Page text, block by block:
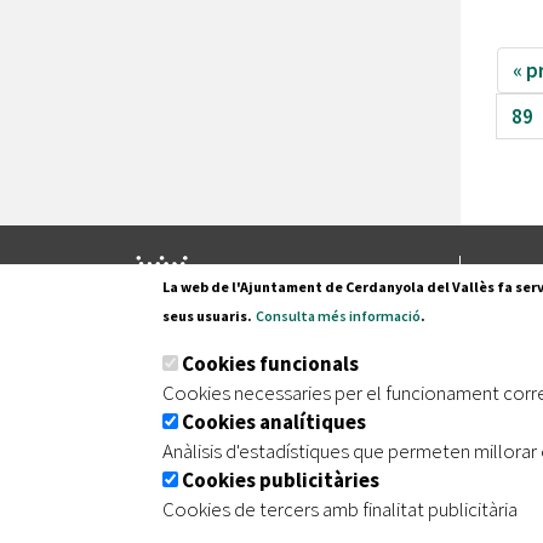
«
89
Pl.
| Avís legal | Protecció de dades
La web de l'Ajuntament de Cerdanyola del Vallès fa
seus usuaris. Consulta més informació.
Cookies funcionals
Cookies necessaries per el funcionament
Cookies analítiques
Anàlisis d'estadístiques que permeten
Cookies publicitàries
Cookies de tercers amb finalitat publicitària